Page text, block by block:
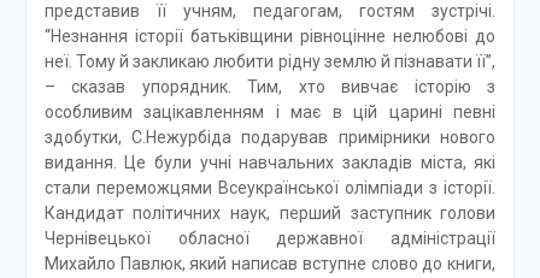
представив її учням, педагогам, гостям зустрічі.
“Незнання історії батьківщини рівноцінне нелюбові до
неї. Тому й закликаю любити рідну землю й пізнавати її”,
– сказав упорядник. Тим, хто вивчає історію з
особливим зацікавленням і має в цій царині певні
здобутки, С.Нежурбіда подарував примірники нового
видання. Це були учні навчальних закладів міста, які
стали переможцями Всеукраїнської олімпіади з історії.
Кандидат політичних наук, перший заступник голови
Чернівецької обласної державної адміністрації
Михайло Павлюк, який написав вступне слово до книги,